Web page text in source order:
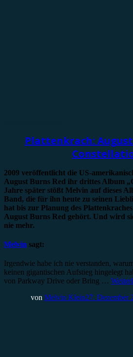
Plattenkrach: August
2009 veröffentlicht die US-
August Burns Red ihr drittes Album
Jahre später stößt Melvin auf dieses
Band, die für ihn heute zu seinen
hat bis zur Planung des
August Burns Red gehört. Und wird
nie mehr.
Melvin sagt:
Irgendwie habe ich nie verstanden,
keinen gigantischen Aufstieg hingelegt
von Parkway Drive oder Bring …
von Melvin Klein27. Dezember